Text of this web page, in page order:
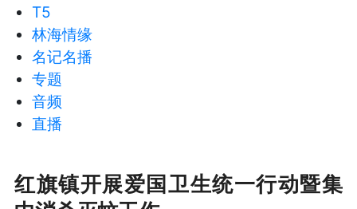
T5
林海情缘
名记名播
专题
音频
直播
红旗镇开展爱国卫生统一行动暨集